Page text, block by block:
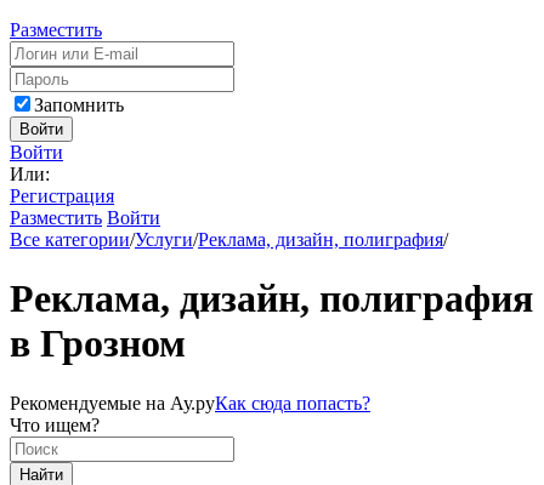
Разместить
Запомнить
Войти
Войти
Или:
Регистрация
Разместить Войти
Все категории/Услуги/Реклама, дизайн, полиграфия/
Реклама, дизайн, полиграфия
в Грозном
Рекомендуемые на Ау.руКак сюда попасть?
Что ищем?
Найти